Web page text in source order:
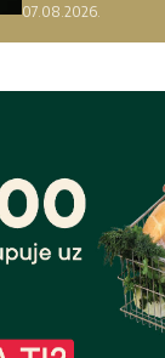
07.08.2026.